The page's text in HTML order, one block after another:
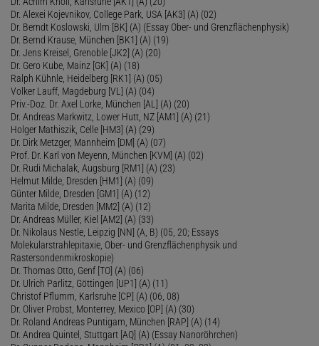
Dr. Alexei Kojevnikov, College Park, USA [AK3] (A) (02)
Dr. Berndt Koslowski, Ulm [BK] (A) (Essay Ober- und Grenzflächenphysik)
Dr. Bernd Krause, München [BK1] (A) (19)
Dr. Jens Kreisel, Grenoble [JK2] (A) (20)
Dr. Gero Kube, Mainz [GK] (A) (18)
Ralph Kühnle, Heidelberg [RK1] (A) (05)
Volker Lauff, Magdeburg [VL] (A) (04)
Priv.-Doz. Dr. Axel Lorke, München [AL] (A) (20)
Dr. Andreas Markwitz, Lower Hutt, NZ [AM1] (A) (21)
Holger Mathiszik, Celle [HM3] (A) (29)
Dr. Dirk Metzger, Mannheim [DM] (A) (07)
Prof. Dr. Karl von Meyenn, München [KVM] (A) (02)
Dr. Rudi Michalak, Augsburg [RM1] (A) (23)
Helmut Milde, Dresden [HM1] (A) (09)
Günter Milde, Dresden [GM1] (A) (12)
Marita Milde, Dresden [MM2] (A) (12)
Dr. Andreas Müller, Kiel [AM2] (A) (33)
Dr. Nikolaus Nestle, Leipzig [NN] (A, B) (05, 20; Essays
Molekularstrahlepitaxie, Ober- und Grenzflächenphysik und
Rastersondenmikroskopie)
Dr. Thomas Otto, Genf [TO] (A) (06)
Dr. Ulrich Parlitz, Göttingen [UP1] (A) (11)
Christof Pflumm, Karlsruhe [CP] (A) (06, 08)
Dr. Oliver Probst, Monterrey, Mexico [OP] (A) (30)
Dr. Roland Andreas Puntigam, München [RAP] (A) (14)
Dr. Andrea Quintel, Stuttgart [AQ] (A) (Essay Nanoröhrchen)